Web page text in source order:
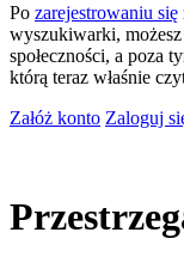
Po zarejestrowaniu się
wyszukiwarki,
społeczności, a poza
którą teraz właśnie
Załóż konto Zaloguj